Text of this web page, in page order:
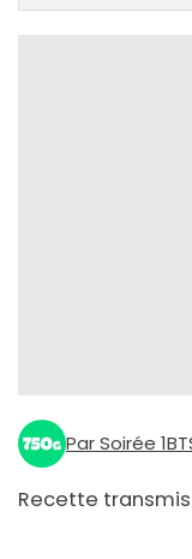
Par Soirée
Recette